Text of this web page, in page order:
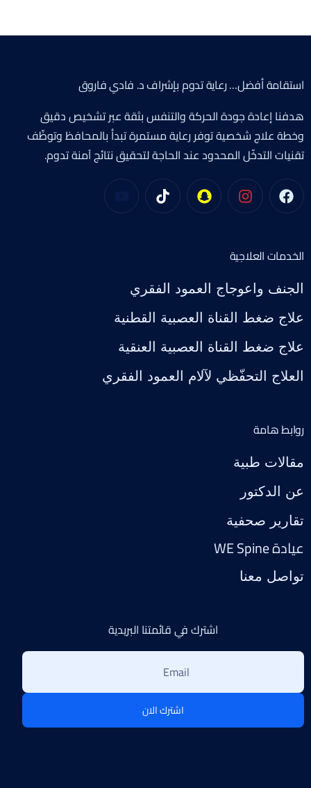
استقامة أفضل… رعاية تدوم بإشراف د. فادي فاروق
هدفنا إعادة جودة الحركة والتنفس بثقة عبر تشخيص دقيق
وخطة علاج شخصية توفر رعاية مستمرة تبدأ بالمحافظ وتوظّف
تقنيات التدخّل المحدود عند الحاجة لتحقيق نتائج آمنة تدوم.
الخدمات العلاجية
الجنف واعوجاج العمود الفقري
علاج ضغط القناة العصبية القطنية
علاج ضغط القناة العصبية العنقية
العلاج التحفّظي لآلام العمود الفقري
روابط هامة
مقالات طبية
عن الدكتور
تقارير صحفية
عيادة WE Spine
تواصل معنا
اشترك في قائمتنا البريدية
اشترك الان